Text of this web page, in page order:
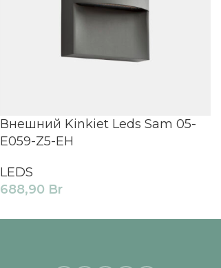
Внешний Kinkiet Leds Sam 05-
E059-Z5-EH
LEDS
688,90 Br